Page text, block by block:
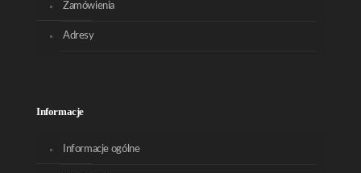
Zamówienia
Adresy
Informacje
Informacje ogólne